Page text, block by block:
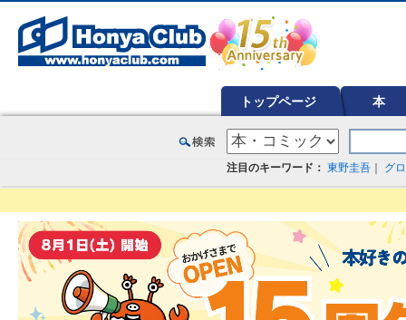
トップページ 本
注目のキーワード： 東野圭吾 グ